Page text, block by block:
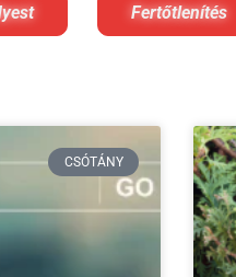
Fertőtlenítés
CSÓTÁNY